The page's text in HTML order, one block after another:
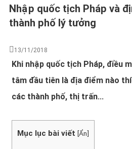
Nhập quốc tịch Pháp và
thành phố lý tưởng
13/11/2018
Khi nhập quốc tịch Pháp, điều
tâm đầu tiên là địa điểm nào
các thành phố, thị trấn...
Mục lục bài viết [Ẩn]